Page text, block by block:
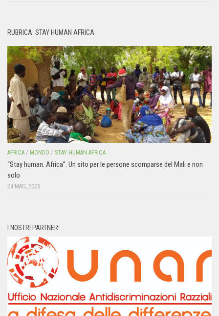
RUBRICA: STAY HUMAN AFRICA
AFRICA / MONDO / STAY HUMAN AFRICA
“Stay human. Africa”. Un sito per le persone scomparse del Mali e non
solo
24 MAG, 2025
I NOSTRI PARTNER: